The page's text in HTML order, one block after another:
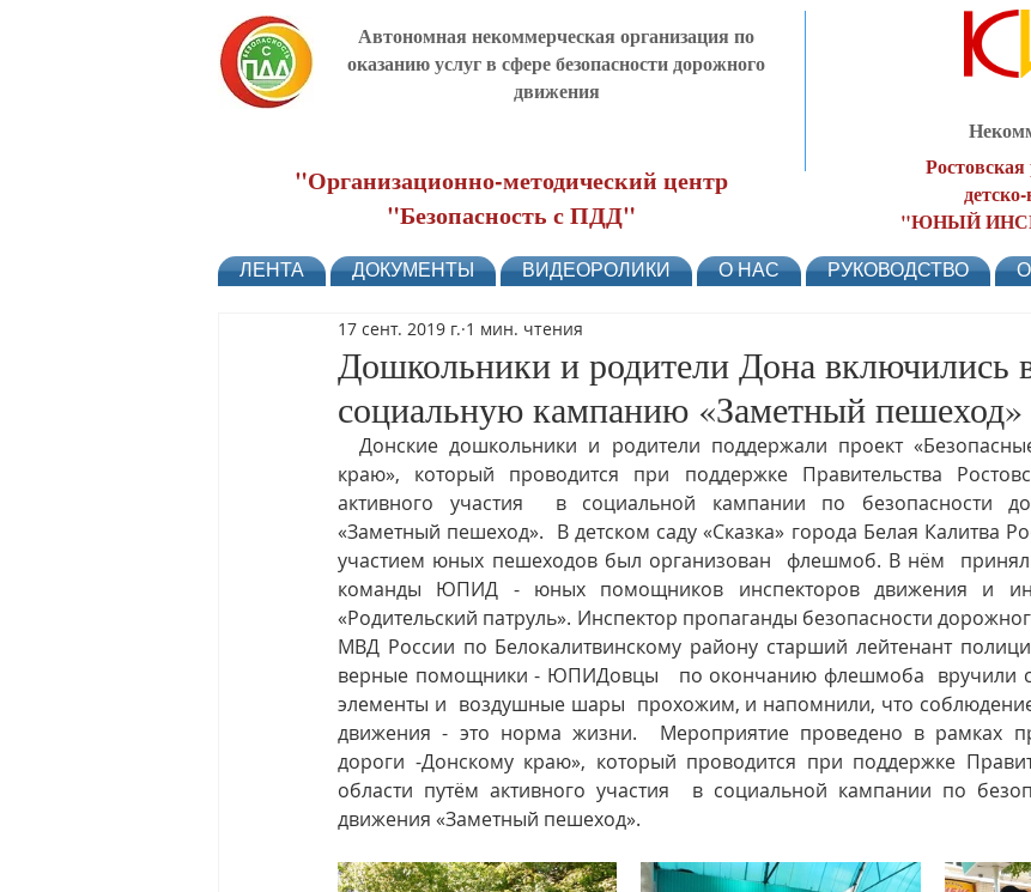
Автономная некоммерческая организация по
оказанию услуг в сфере безопасности дорожного
движения
"Организационно-методический центр
"Безопасность с ПДД"
"ЮНЫЙ
ЛЕНТА ДОКУМЕНТЫ ВИДЕОРОЛИКИ О НАС РУКОВОДСТВО
Дошкольники и родители Дона включились
социальную кампанию «Заметный пешеход»
17 сент. 2019 г. 1 мин. чтения
  Донские дошкольники и родители поддержали проект «Безопасные дороги -Донскому
краю», который проводится при поддержке Правительства
активного участия  в социальной кампании по безопасности
«Заметный пешеход».  В детском саду «Сказка» города Белая Калитва
участием юных пешеходов был организован  флешмоб. В нём
команды ЮПИД - юных помощников инспекторов движения и
«Родительский патруль». Инспектор пропаганды безопасности
МВД России по Белокалитвинскому району старший лейтенант
верные помощники - ЮПИДовцы   по окончанию флешмоба  вручили
элементы и  воздушные шары  прохожим, и напомнили, что
движения - это норма жизни.  Мероприятие проведено в рамках
дороги -Донскому краю», который проводится при поддержке
области путём активного участия  в социальной кампании по
движения «Заметный пешеход».